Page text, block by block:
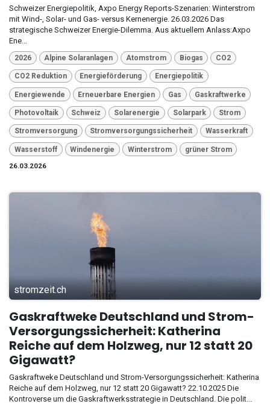
Schweizer Energiepolitik, Axpo Energy Reports-Szenarien: Winterstrom
mit Wind-, Solar- und Gas- versus Kernenergie. 26.03.2026 Das
strategische Schweizer Energie-Dilemma. Aus aktuellem Anlass:Axpo
Ene...
2026 Alpine Solaranlagen Atomstrom Biogas CO2
CO2 Reduktion Energieförderung Energiepolitik
Energiewende Erneuerbare Energien Gas Gaskraftwerke
Photovoltaik Schweiz Solarenergie Solarpark Strom
Stromversorgung Stromversorgungssicherheit Wasserkraft
Wasserstoff Windenergie Winterstrom
grüner Strom
26.03.2026
stromzeit.ch
Gaskraftweke Deutschland und Strom-
Versorgungssicherheit: Katherina
Reiche auf dem Holzweg, nur 12 statt 20
Gigawatt?
Gaskraftweke Deutschland und Strom-Versorgungssicherheit: Katherina
Reiche auf dem Holzweg, nur 12 statt 20 Gigawatt? 22.10.2025 Die
Kontroverse um die Gaskraftwerksstrategie in Deutschland. Die polit...